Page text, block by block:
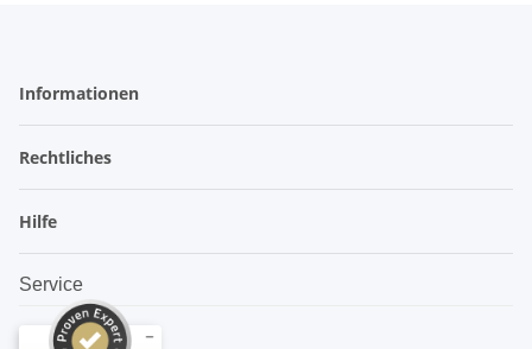
Informationen
Rechtliches
Hilfe
Service